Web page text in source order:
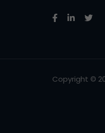
Copyright ©